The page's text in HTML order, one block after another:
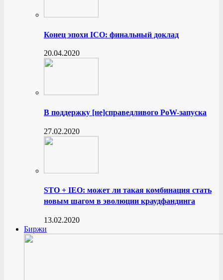
Конец эпохи ICO: финальный доклад
20.04.2020
В поддержку [не]справедливого PoW-запуска
27.02.2020
STO + IEO: может ли такая комбинация стать
новым шагом в эволюции краудфандинга
13.02.2020
Биржи